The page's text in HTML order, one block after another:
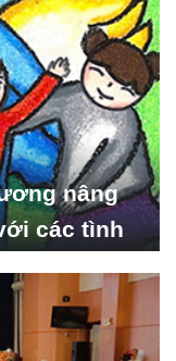
nâng
các tình